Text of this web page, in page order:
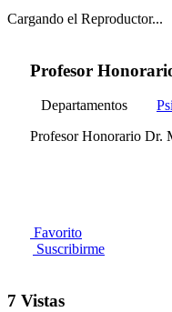
Cargando el Reproductor...
Profesor
Departamentos
Profesor Honorario Dr.
Favorito
Suscribirme
7 Vistas